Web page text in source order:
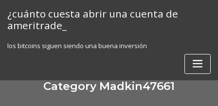
content
¿cuánto cuesta abrir una cuenta de
ameritrade_
los bitcoins siguen siendo una buena inversión
Category Madkin47661